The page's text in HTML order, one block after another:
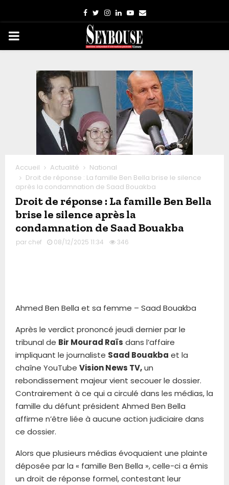
Facebook
TwitterInstagram
LinkedinYoutube
Email
PRIMARY
Accueil Actualité
National
Droit de réponse : La famille Ben Bella brise le silence
après la condamnation de Saad Bouakba
Droit de réponse : La famille Ben Bella
brise le silence après la
condamnation de Saad Bouakba
par chef 08/12/2025 11:34 346
Ahmed Ben Bella et sa femme – Saad Bouakba
Après le verdict prononcé jeudi dernier par le
tribunal de Bir Mourad Raïs dans l’affaire
impliquant le journaliste Saad Bouakba et la
chaîne YouTube Vision News TV,un
rebondissement majeur vient secouer le dossier.
Contrairement à ce qui a circulé dans les médias, la
famille du défunt président Ahmed Ben Bella
affirme n’être liée à aucune action judiciaire dans
ce dossier.
Alors que plusieurs médias évoquaient une plainte
déposée par la « famille Ben Bella », celle-ci a émis
un droit de réponse formel, contestant leur